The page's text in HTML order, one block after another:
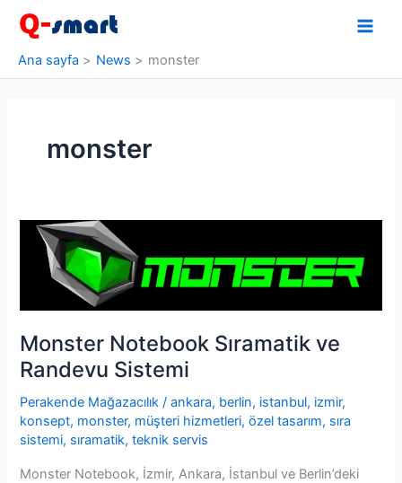
İçeriğe
atla
Ana sayfa
News monster
monster
Monster Notebook Sıramatik ve
Randevu Sistemi
Perakende Mağazacılık /ankara, berlin, istanbul, izmir,
konsept, monster, müşteri hizmetleri,özel tasarım, sıra
sistemi, sıramatik,teknik servis
Monster Notebook, İzmir, Ankara, İstanbul ve Berlin’deki